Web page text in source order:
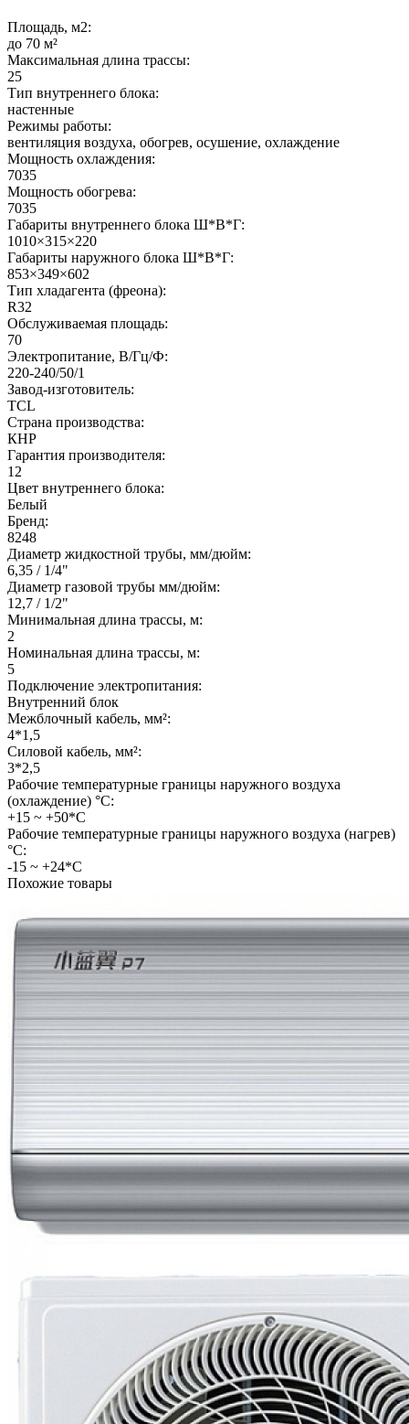
Площадь, м2:
до 70 м²
Максимальная длина трассы:
25
Тип внутреннего блока:
настенные
Режимы работы:
вентиляция воздуха, обогрев, осушение, охлаждение
Мощность охлаждения:
7035
Мощность обогрева:
7035
Габариты внутреннего блока Ш*В*Г:
1010×315×220
Габариты наружного блока Ш*В*Г:
853×349×602
Тип хладагента (фреона):
R32
Обслуживаемая площадь:
70
Электропитание, В/Гц/Ф:
220-240/50/1
Завод-изготовитель:
TCL
Страна производства:
КНР
Гарантия производителя:
12
Цвет внутреннего блока:
Белый
Бренд:
8248
Диаметр жидкостной трубы, мм/дюйм:
6,35 / 1/4"
Диаметр газовой трубы мм/дюйм:
12,7 / 1/2"
Минимальная длина трассы, м:
2
Номинальная длина трассы, м:
5
Подключение электропитания:
Внутренний блок
Межблочный кабель, мм²:
4*1,5
Силовой кабель, мм²:
3*2,5
Рабочие температурные границы наружного воздуха
(охлаждение) °C:
+15 ~ +50*С
Рабочие температурные границы наружного воздуха (нагрев)
°C:
-15 ~ +24*С
Похожие товары